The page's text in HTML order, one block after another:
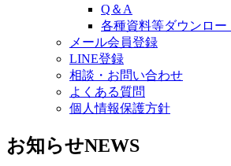
Q＆A
各種資料等ダウンロー
メール会員登録
LINE登録
相談・お問い合わせ
よくある質問
個人情報保護方針
お知らせNEWS